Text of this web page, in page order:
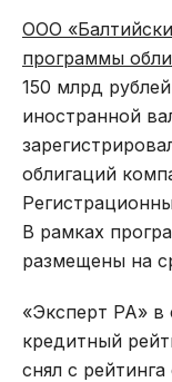
ООО
программы
150 млрд
иностранной
облигаций
В рамках
размещены на
«Эксперт РА» в
кредитный
снял с